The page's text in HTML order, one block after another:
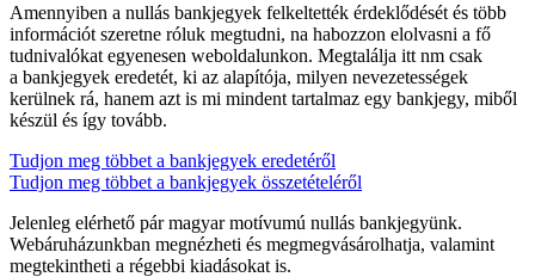
Amennyiben a nullás bankjegyek felkeltették érdeklődését és több
információt szeretne róluk megtudni, na habozzon elolvasni a fő
tudnivalókat egyenesen weboldalunkon. Megtalálja itt nm csak
a bankjegyek eredetét, ki az alapítója, milyen nevezetességek
kerülnek rá, hanem azt is mi mindent tartalmaz egy bankjegy, miből
készül és így tovább.
Tudjon meg többet a bankjegyek eredetéről
Tudjon meg többet a bankjegyek összetételéről
Jelenleg elérhető pár magyar motívumú nullás bankjegyünk.
Webáruházunkban megnézheti és megmegvásárolhatja, valamint
megtekintheti a régebbi kiadásokat is.